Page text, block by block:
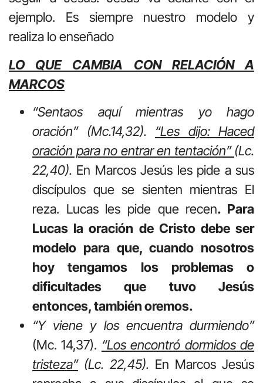
ejemplo. Es siempre nuestro modelo y
realiza lo enseñado
LO QUE CAMBIA CON RELACIÓN A
MARCOS
“Sentaos aquí mientras yo hago
oración” (Mc.14,32). “Les dijo: Haced
oración para no entrar en tentación”(Lc.
22,40). En Marcos Jesús les pide a sus
discípulos que se sienten mientras El
reza. Lucas les pide que recen. Para
Lucas la oración de Cristo debe ser
modelo para que, cuando nosotros
hoy tengamos los problemas o
dificultades que tuvo Jesús
entonces, también oremos.
“Y viene y los encuentra durmiendo”
(Mc. 14,37). “Los encontró dormidos de
tristeza”(Lc. 22,45). En Marcos Jesús